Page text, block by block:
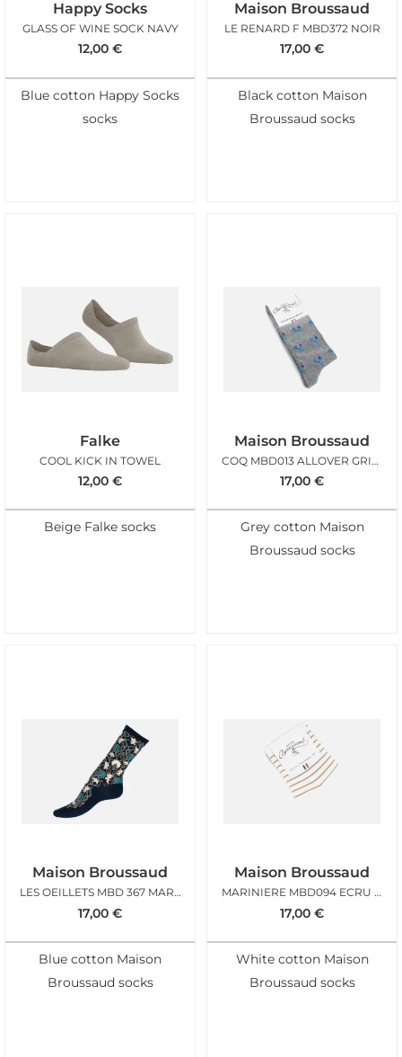
Happy Socks
GLASS OF WINE SOCK NAVY
12,00 €
Blue cotton Happy Socks
socks
Maison Broussaud
LE RENARD F MBD372 NOIR
17,00 €
Black cotton Maison
Broussaud socks
Falke
COOL KICK IN TOWEL
12,00 €
Beige Falke socks
Maison Broussaud
COQ MBD013 ALLOVER GRIS CLAIR
17,00 €
Grey cotton Maison
Broussaud socks
Maison Broussaud
LES OEILLETS MBD 367 MARINE GRIS
17,00 €
Blue cotton Maison
Broussaud socks
Maison Broussaud
MARINIERE MBD094 ECRU OR
17,00 €
White cotton Maison
Broussaud socks